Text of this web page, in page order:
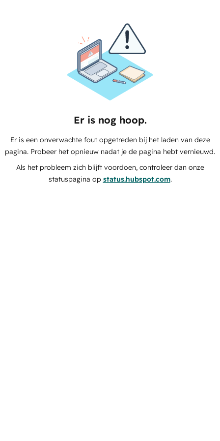
Er is nog hoop.
Er is een onverwachte fout opgetreden bij het laden van deze
pagina. Probeer het opnieuw nadat je de pagina hebt vernieuwd.
Als het probleem zich blijft voordoen, controleer dan onze
statuspagina op status.hubspot.com.